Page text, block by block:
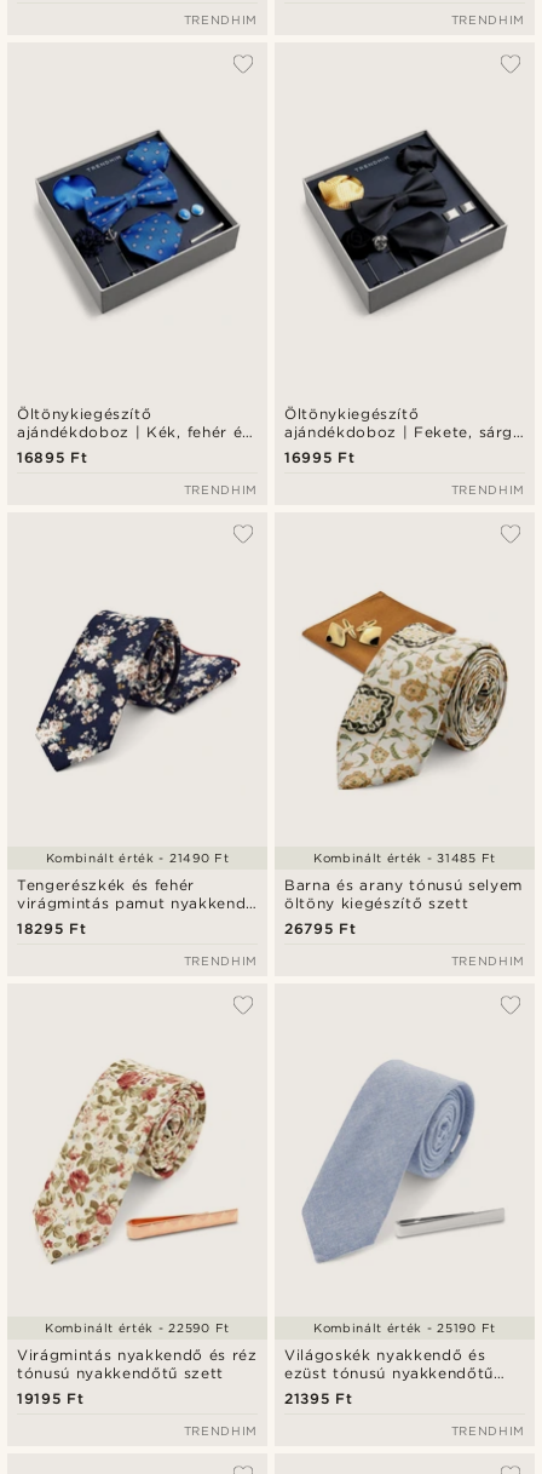
TRENDHIM TRENDHIM
Öltönykiegészítő
ajándékdoboz | Kék, fehér és
ezüst tónusú szett
16895 Ft
TRENDHIM
Öltönykiegészítő
ajándékdoboz | Fekete, sárga
és ezüst tónusú szett
16995 Ft
TRENDHIM
Tengerészkék és fehér
virágmintás pamut nyakkendő
és díszzsebkendő szett
18295 Ft
Kombinált érték - 21490 Ft
TRENDHIM
Barna és arany tónusú selyem
öltöny kiegészítő szett
26795 Ft
Kombinált érték - 31485 Ft
TRENDHIM
Virágmintás nyakkendő és réz
tónusú nyakkendőtű szett
19195 Ft
Kombinált érték - 22590 Ft
TRENDHIM
Világoskék nyakkendő és
ezüst tónusú nyakkendőtű
szett
21395 Ft
Kombinált érték - 25190 Ft
TRENDHIM